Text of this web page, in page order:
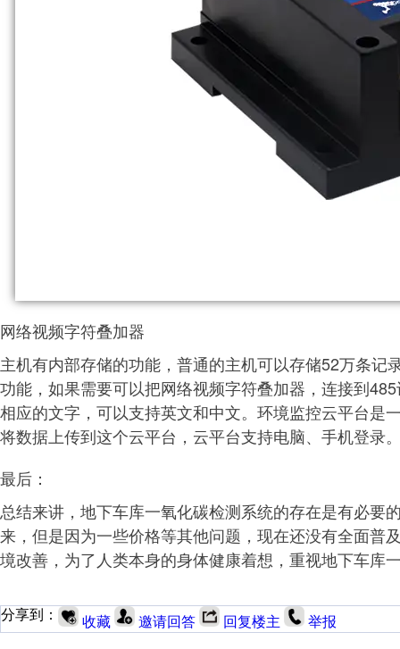
网络视频字符叠加器
主机有内部存储的功能，普通的主机可以存储52万条
功能，如果需要可以把网络视频字符叠加器，连接到
相应的文字，可以支持英文和中文。环境监控云平台是
将数据上传到这个云平台，云平台支持电脑、手机登录
最后：
总结来讲，地下车库一氧化碳检测系统的存在是有必要
来，但是因为一些价格等其他问题，现在还没有全面普
境改善，为了人类本身的身体健康着想，重视地下车库
分享到： 收藏 邀请回答 回复楼主 举报